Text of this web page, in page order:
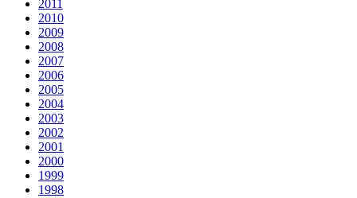
2011
2010
2009
2008
2007
2006
2005
2004
2003
2002
2001
2000
1999
1998